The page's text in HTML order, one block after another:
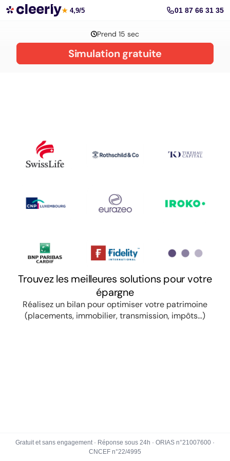
La gestion de patrimoine avec Cleerly
★ 4,9/5 01 87 66 31 35
Gratuit et sans engagement · Réponse sous 24h · ORIAS n°21007600 ·
CNCEF n°22/4995